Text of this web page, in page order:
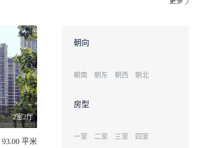
2室2厅
93.00 平米
朝向
朝南 朝东 朝西 朝北
房型
一室 二室 三室 四室